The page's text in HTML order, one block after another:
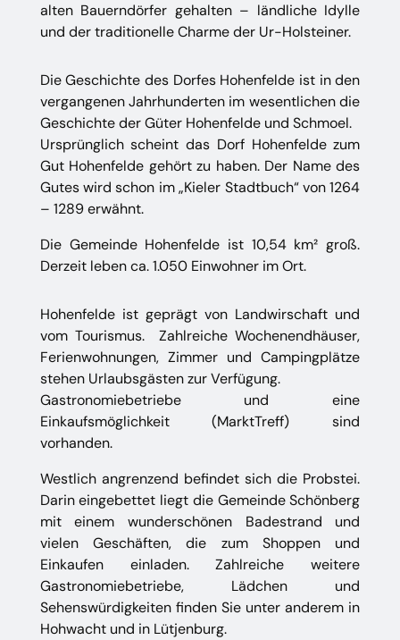
alten Bauerndörfer gehalten – ländliche Idylle
und der traditionelle Charme der Ur-Holsteiner.
Die Geschichte des Dorfes Hohenfelde ist in den
vergangenen Jahrhunderten im wesentlichen die
Geschichte der Güter Hohenfelde und Schmoel.
Ursprünglich scheint das Dorf Hohenfelde zum
Gut Hohenfelde gehört zu haben. Der Name des
Gutes wird schon im „Kieler Stadtbuch“ von 1264
– 1289 erwähnt.
Die Gemeinde Hohenfelde ist 10,54 km² groß.
Derzeit leben ca. 1.050 Einwohner im Ort.
Hohenfelde ist geprägt von Landwirschaft und
vom Tourismus. Zahlreiche Wochenendhäuser,
Ferienwohnungen, Zimmer und Campingplätze
stehen Urlaubsgästen zur Verfügung.
Gastronomiebetriebe und eine
Einkaufsmöglichkeit (MarktTreff) sind
vorhanden.
Westlich angrenzend befindet sich die Probstei.
Darin eingebettet liegt die Gemeinde Schönberg
mit einem wunderschönen Badestrand und
vielen Geschäften, die zum Shoppen und
Einkaufen einladen. Zahlreiche weitere
Gastronomiebetriebe, Lädchen und
Sehenswürdigkeiten finden Sie unter anderem in
Hohwacht und in Lütjenburg.